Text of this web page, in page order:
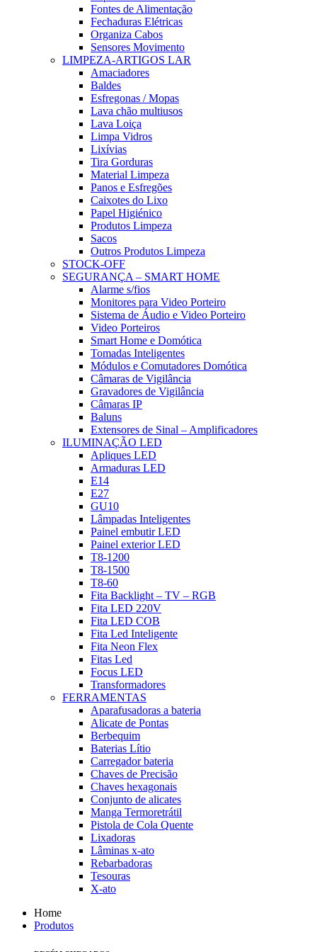
Fontes de Alimentação
Fechaduras Elétricas
Organiza Cabos
Sensores Movimento
LIMPEZA-ARTIGOS LAR
Amaciadores
Baldes
Esfregonas / Mopas
Lava chão multiusos
Lava Loiça
Limpa Vidros
Lixívias
Tira Gorduras
Material Limpeza
Panos e Esfregões
Caixotes do Lixo
Papel Higiénico
Produtos Limpeza
Sacos
Outros Produtos Limpeza
STOCK-OFF
SEGURANÇA – SMART HOME
Alarme s/fios
Monitores para Video Porteiro
Sistema de Áudio e Video Porteiro
Video Porteiros
Smart Home e Domótica
Tomadas Inteligentes
Módulos e Comutadores Domótica
Câmaras de Vigilância
Gravadores de Vigilância
Câmaras IP
Baluns
Extensores de Sinal – Amplificadores
ILUMINAÇÃO LED
Apliques LED
Armaduras LED
E14
E27
GU10
Lâmpadas Inteligentes
Painel embutir LED
Painel exterior LED
T8-1200
T8-1500
T8-60
Fita Backlight – TV – RGB
Fita LED 220V
Fita LED COB
Fita Led Inteligente
Fita Neon Flex
Fitas Led
Focus LED
Transformadores
FERRAMENTAS
Aparafusadoras a bateria
Alicate de Pontas
Berbequim
Baterias Lítio
Carregador bateria
Chaves de Precisão
Chaves hexagonais
Conjunto de alicates
Manga Termoretrátil
Pistola de Cola Quente
Lixadoras
Lâminas x-ato
Rebarbadoras
Tesouras
X-ato
Home
Produtos